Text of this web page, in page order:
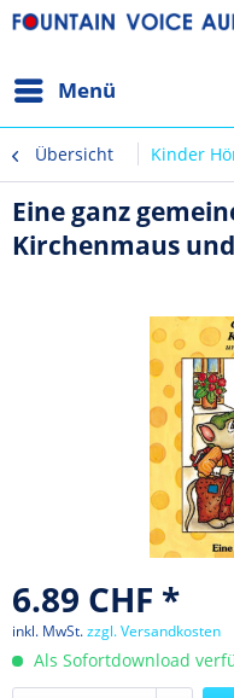
Menü
Übersicht Kinder
Eine ganz
Kirchenmaus
6.89 CHF *
inkl. MwSt.zzgl. Versandkosten
Als Sofortdownload